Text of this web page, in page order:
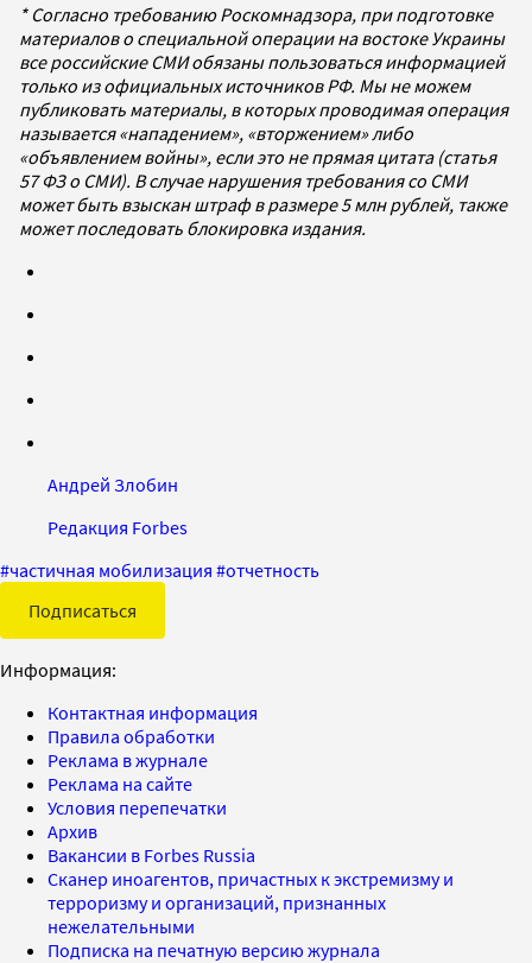
* Согласно требованию Роскомнадзора, при подготовке
материалов о специальной операции на востоке Украины
все российские СМИ обязаны пользоваться информацией
только из официальных источников РФ. Мы не можем
публиковать материалы, в которых проводимая операция
называется «нападением», «вторжением» либо
«объявлением войны», если это не прямая цитата (статья
57 ФЗ о СМИ). В случае нарушения требования со СМИ
может быть взыскан штраф в размере 5 млн рублей, также
может последовать блокировка издания.
Андрей Злобин
Редакция Forbes
#частичная мобилизация #отчетность
Подписаться
Информация:
Контактная информация
Правила обработки
Реклама в журнале
Реклама на сайте
Условия перепечатки
Архив
Вакансии в Forbes Russia
Сканер иноагентов, причастных к экстремизму и
терроризму и организаций, признанных
нежелательными
Подписка на печатную версию журнала